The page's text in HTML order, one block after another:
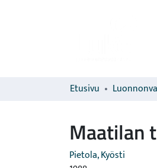
Etusivu
Maatilan
Pietola, Kyösti